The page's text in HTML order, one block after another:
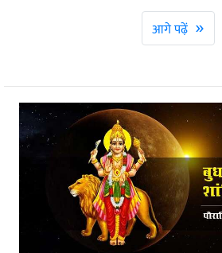
आगे पढ़ें »